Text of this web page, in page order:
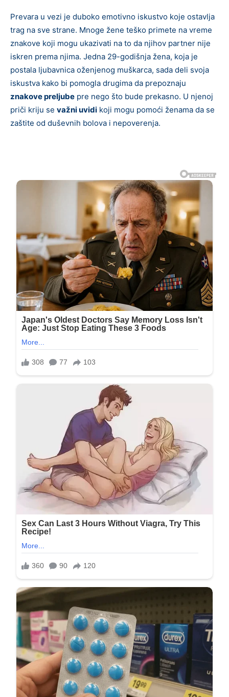
Prevara u vezi je duboko emotivno iskustvo koje ostavlja
trag na sve strane. Mnoge žene teško primete na vreme
znakove koji mogu ukazivati na to da njihov partner nije
iskren prema njima. Jedna 29-godišnja žena, koja je
postala ljubavnica oženjenog muškarca, sada deli svoja
iskustva kako bi pomogla drugima da prepoznaju
znakove preljube pre nego što bude prekasno. U njenoj
priči kriju se važni uvidi koji mogu pomoći ženama da se
zaštite od duševnih bolova i nepoverenja.